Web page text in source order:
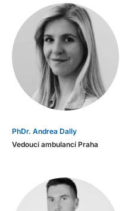
PhDr. Andrea Dally
Vedoucí ambulancí Praha